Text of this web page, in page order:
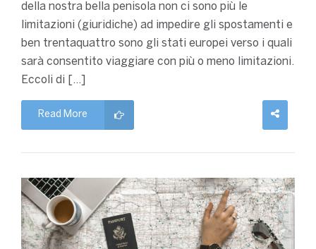
della nostra bella penisola non ci sono più le
limitazioni (giuridiche) ad impedire gli spostamenti e
ben trentaquattro sono gli stati europei verso i quali
sarà consentito viaggiare con più o meno limitazioni.
Eccoli di […]
Read More